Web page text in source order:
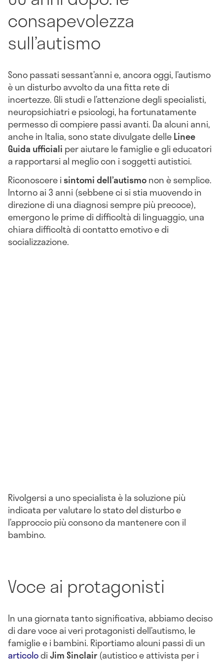
consapevolezza
sull’autismo
Sono passati sessant’anni e, ancora oggi, l’autismo
è un disturbo avvolto da una fitta rete di
incertezze. Gli studi e l’attenzione degli specialisti,
neuropsichiatri e psicologi, ha fortunatamente
permesso di compiere passi avanti. Da alcuni anni,
anche in Italia, sono state divulgate delleLinee
Guida ufficiali per aiutare le famiglie e gli educatori
a rapportarsi al meglio con i soggetti autistici.
Riconoscere isintomi dell’autismonon è semplice.
Intorno ai 3 anni (sebbene ci si stia muovendo in
direzione di una diagnosi sempre più precoce),
emergono le prime di difficoltà di linguaggio, una
chiara difficoltà di contatto emotivo e di
socializzazione.
Rivolgersi a uno specialista è la soluzione più
indicata per valutare lo stato del disturbo e
l’approccio più consono da mantenere con il
bambino.
Voce ai protagonisti
In una giornata tanto significativa, abbiamo deciso
di dare voce ai veri protagonisti dell’autismo, le
famiglie e i bambini. Riportiamo alcuni passi di un
articolodiJim Sinclair(autistico e attivista per i